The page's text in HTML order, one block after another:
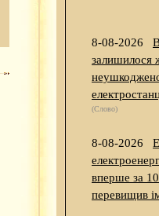
8-08-2026
залишилося
(Слово)
8-08-2026
вперше за 10
перевищив